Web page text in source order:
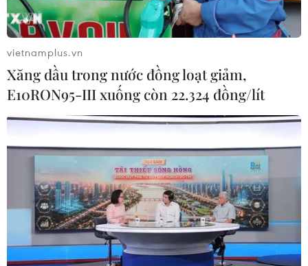
Cà Mau triển khai đợt cao điểm
chống khai thác IUU
06/08/2026 07:25
Hàn Quốc mở rộng điều tra nghi vấn
thông đồng giá sang ngành hóa dầu
06/08/2026 06:56
Kim ngạch thương mại
song phương giữa hai nước Việt Nam
và Thái Lan
06/08/2026 06:24
vietnamplus.vn
Xăng dầu trong nước đồng loạt giảm,
E10RON95-III xuống còn 22.324 đồng/lít